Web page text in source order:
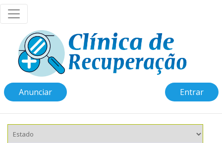
Anunciar Entrar